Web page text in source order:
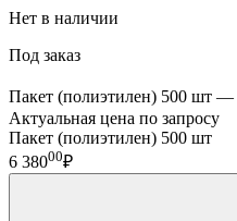
Нет в наличии
Под заказ
Пакет (полиэтилен) 500 шт —
Актуальная цена по запросу
Пакет (полиэтилен) 500 шт
6 38000₽